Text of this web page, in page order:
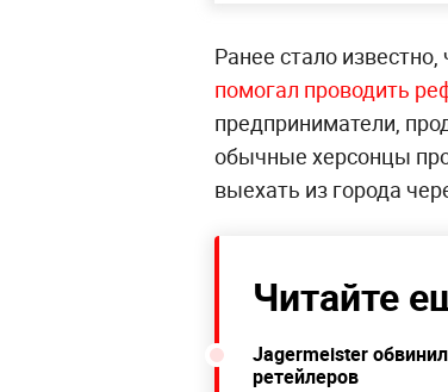
Ранее стало известно,
помогал проводить
предприниматели,
обычные херсонцы
выехать из города
Читайте
Jagermeister
ретейлеров